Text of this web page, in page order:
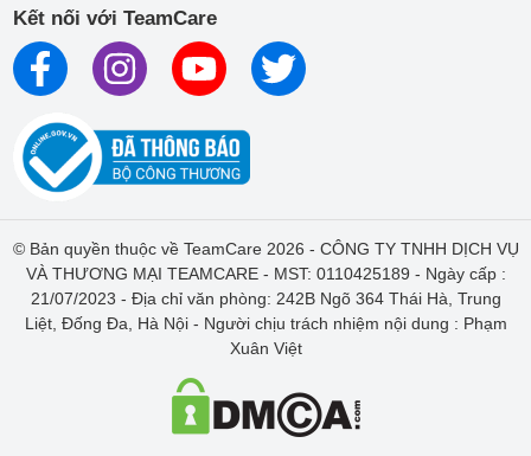
Kết nối với TeamCare
© Bản quyền thuộc về TeamCare 2026 - CÔNG TY TNHH DỊCH VỤ
VÀ THƯƠNG MẠI TEAMCARE - MST: 0110425189 - Ngày cấp :
21/07/2023 - Địa chỉ văn phòng: 242B Ngõ 364 Thái Hà, Trung
Liệt, Đống Đa, Hà Nội - Người chịu trách nhiệm nội dung : Phạm
Xuân Việt